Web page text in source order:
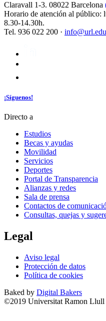
Claravall 1-3. 08022 Barcelona
Horario de atención al público:
8.30-14.30h.
Tel. 936 022 200 · info@url.edu
¡Síguenos!
Directo a
Estudios
Becas y ayudas
Movilidad
Servicios
Deportes
Portal de Transparencia
Alianzas y redes
Sala de prensa
Contactos de
Consultas, quejas y
Legal
Aviso legal
Protección de datos
Política de cookies
Baked by Digital Bakers
©2019 Universitat Ramon